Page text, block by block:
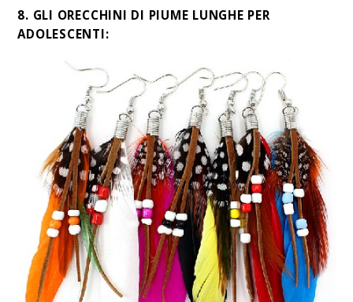
8. GLI ORECCHINI DI PIUME LUNGHE PER
ADOLESCENTI: